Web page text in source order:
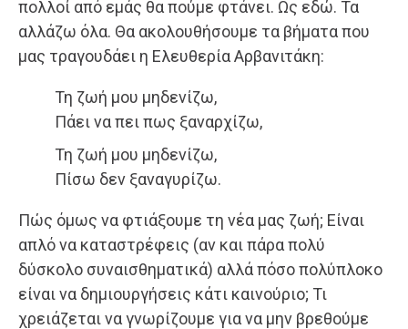
πολλοί από εμάς θα πούμε φτάνει. Ως εδώ. Τα
αλλάζω όλα. Θα ακολουθήσουμε τα βήματα που
μας τραγουδάει η Ελευθερία Αρβανιτάκη:
Τη ζωή μου μηδενίζω,
Πάει να πει πως ξαναρχίζω,
Τη ζωή μου μηδενίζω,
Πίσω δεν ξαναγυρίζω.
Πώς όμως να φτιάξουμε τη νέα μας ζωή; Είναι
απλό να καταστρέφεις (αν και πάρα πολύ
δύσκολο συναισθηματικά) αλλά πόσο πολύπλοκο
είναι να δημιουργήσεις κάτι καινούριο; Τι
χρειάζεται να γνωρίζουμε για να μην βρεθούμε